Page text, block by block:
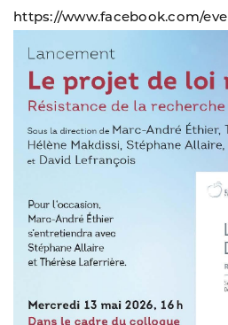
https://www.facebook.com/